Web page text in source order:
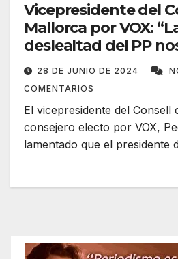
Vicepresidente del
Mallorca por VOX:
deslealtad del PP
28 DE JUNIO DE 2024
COMENTARIOS
El vicepresidente del Consell
consejero electo por VOX,
lamentado que el presidente